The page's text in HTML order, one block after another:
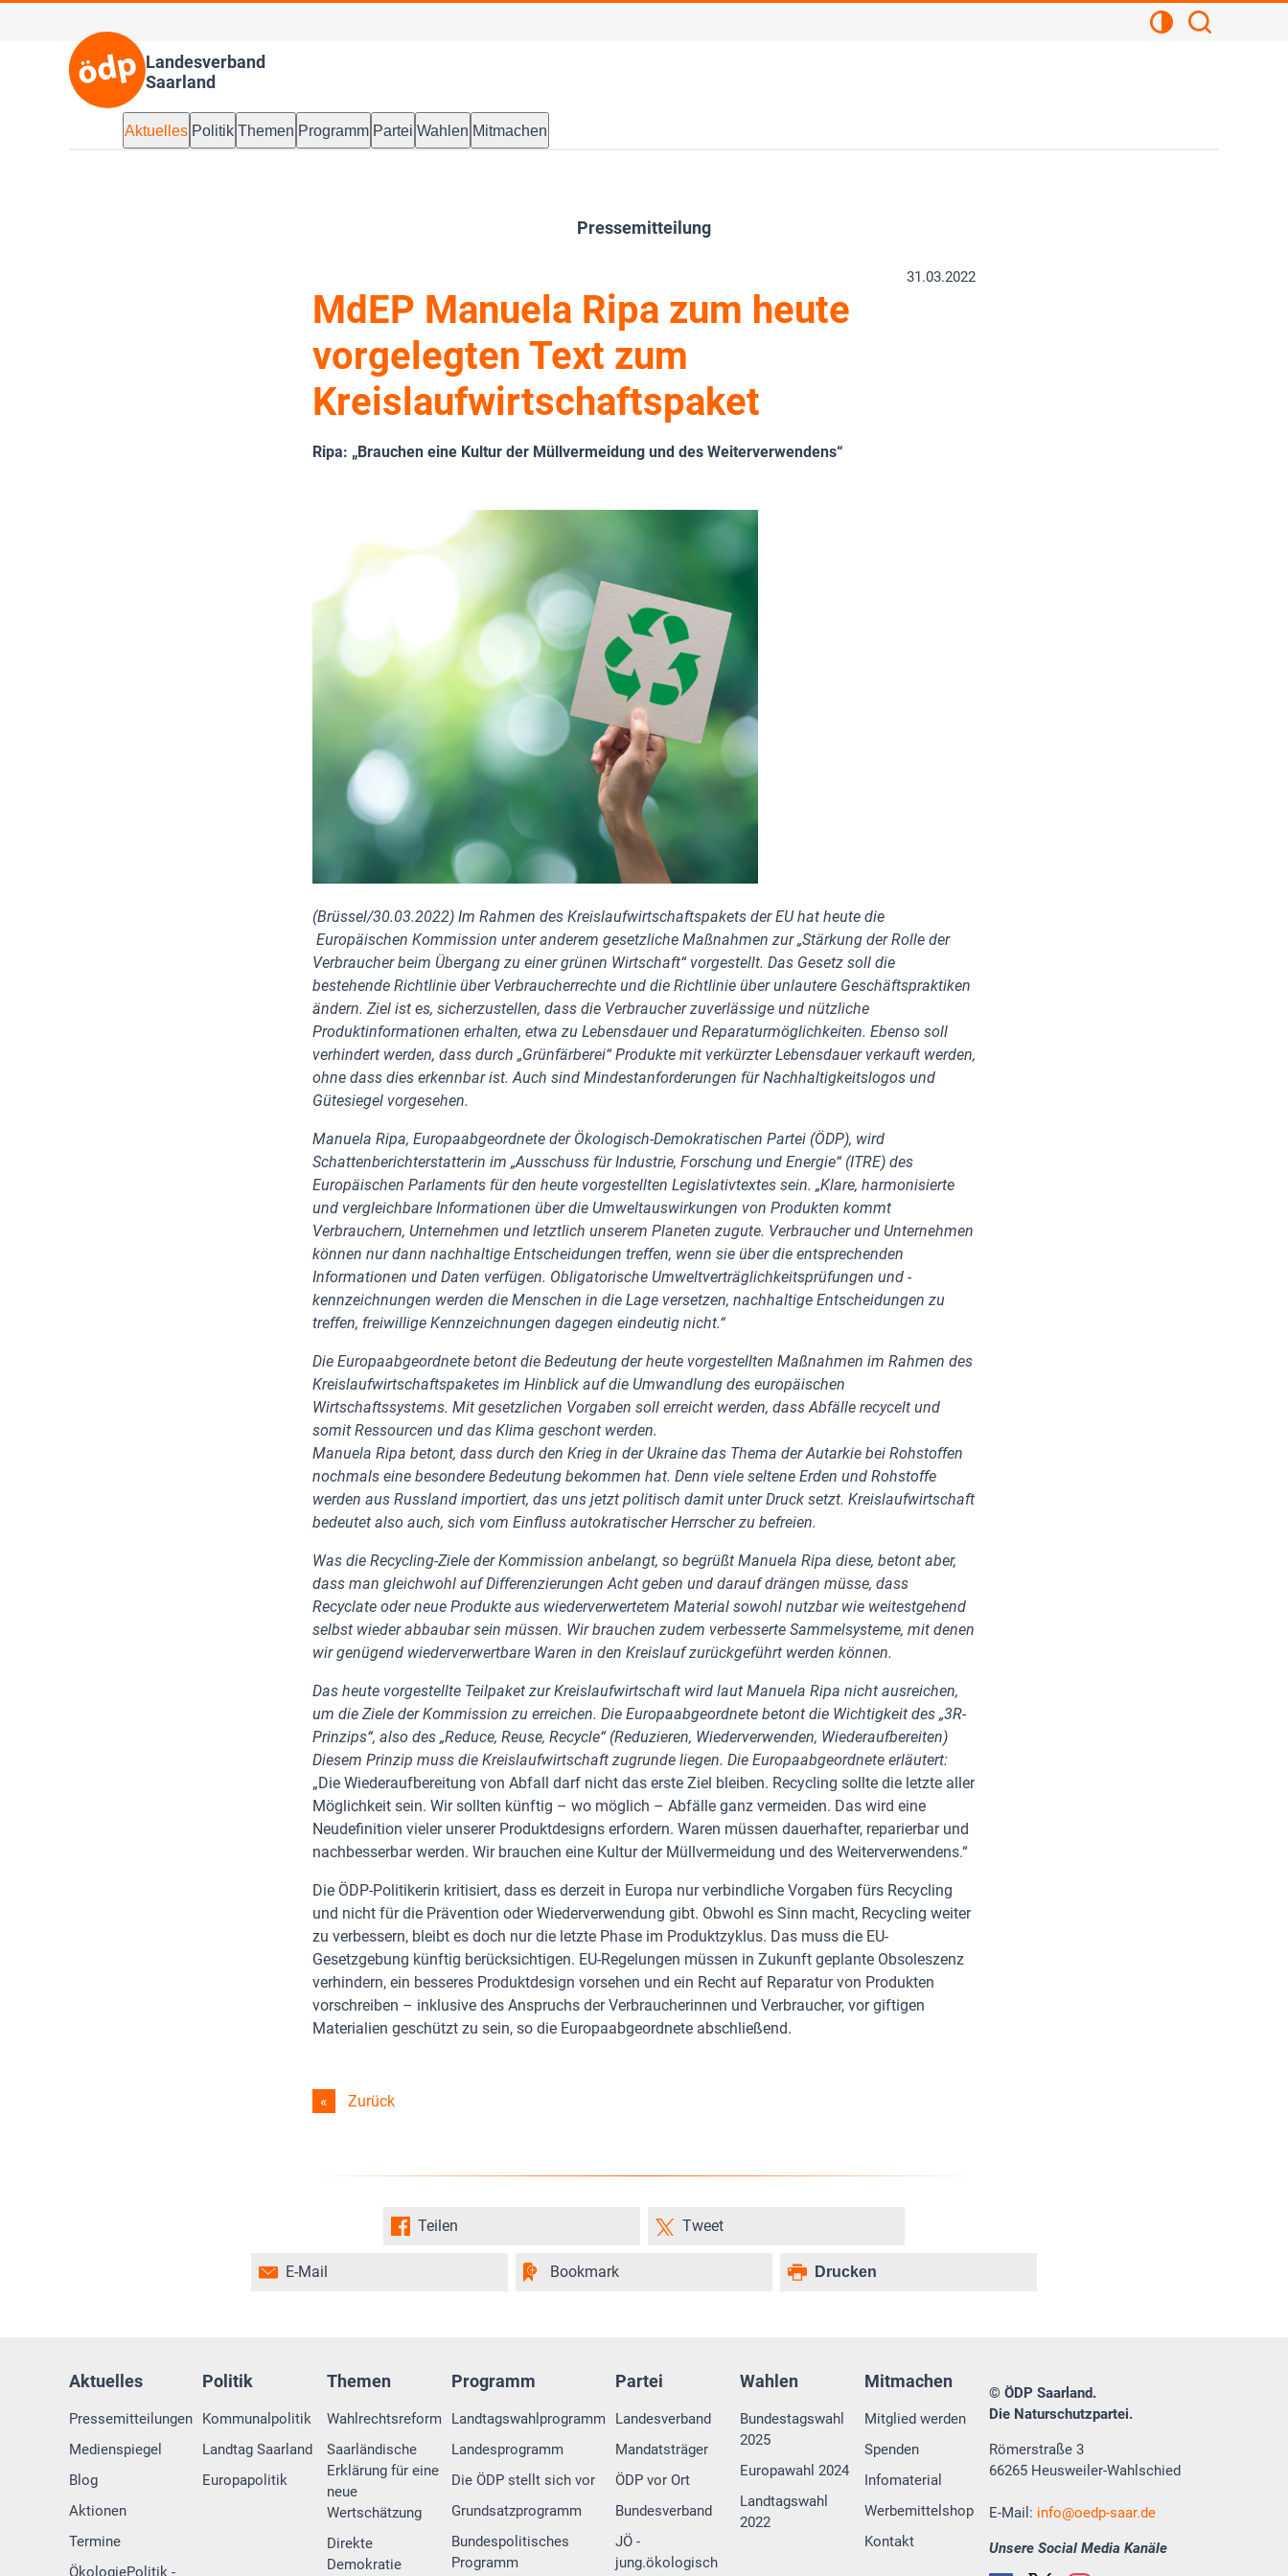
Landesverband
Saarland
Kontrastansicht
Aktuelles Politik Themen Programm Partei Wahlen Mitmachen
Pressemitteilung
31.03.2022
MdEP Manuela Ripa zum heute
vorgelegten Text zum
Kreislaufwirtschaftspaket
Ripa: „Brauchen eine Kultur der Müllvermeidung und des Weiterverwendens“
(Brüssel/30.03.2022) Im Rahmen des Kreislaufwirtschaftspakets der EU hat heute die
Europäischen Kommission unter anderem gesetzliche Maßnahmen zur „Stärkung der Rolle der
Verbraucher beim Übergang zu einer grünen Wirtschaft“ vorgestellt. Das Gesetz soll die
bestehende Richtlinie über Verbraucherrechte und die Richtlinie über unlautere Geschäftspraktiken
ändern. Ziel ist es, sicherzustellen, dass die Verbraucher zuverlässige und nützliche
Produktinformationen erhalten, etwa zu Lebensdauer und Reparaturmöglichkeiten. Ebenso soll
verhindert werden, dass durch „Grünfärberei“ Produkte mit verkürzter Lebensdauer verkauft werden,
ohne dass dies erkennbar ist. Auch sind Mindestanforderungen für Nachhaltigkeitslogos und
Gütesiegel vorgesehen.
Manuela Ripa, Europaabgeordnete der Ökologisch-Demokratischen Partei (ÖDP), wird
Schattenberichterstatterin im „Ausschuss für Industrie, Forschung und Energie“ (ITRE) des
Europäischen Parlaments für den heute vorgestellten Legislativtextes sein. „Klare, harmonisierte
und vergleichbare Informationen über die Umweltauswirkungen von Produkten kommt
Verbrauchern, Unternehmen und letztlich unserem Planeten zugute. Verbraucher und Unternehmen
können nur dann nachhaltige Entscheidungen treffen, wenn sie über die entsprechenden
Informationen und Daten verfügen. Obligatorische Umweltverträglichkeitsprüfungen und -
kennzeichnungen werden die Menschen in die Lage versetzen, nachhaltige Entscheidungen zu
treffen, freiwillige Kennzeichnungen dagegen eindeutig nicht.“
Die Europaabgeordnete betont die Bedeutung der heute vorgestellten Maßnahmen im Rahmen des
Kreislaufwirtschaftspaketes im Hinblick auf die Umwandlung des europäischen
Wirtschaftssystems. Mit gesetzlichen Vorgaben soll erreicht werden, dass Abfälle recycelt und
somit Ressourcen und das Klima geschont werden.
Manuela Ripa betont, dass durch den Krieg in der Ukraine das Thema der Autarkie bei Rohstoffen
nochmals eine besondere Bedeutung bekommen hat. Denn viele seltene Erden und Rohstoffe
werden aus Russland importiert, das uns jetzt politisch damit unter Druck setzt. Kreislaufwirtschaft
bedeutet also auch, sich vom Einfluss autokratischer Herrscher zu befreien.
Was die Recycling-Ziele der Kommission anbelangt, so begrüßt Manuela Ripa diese, betont aber,
dass man gleichwohl auf Differenzierungen Acht geben und darauf drängen müsse, dass
Recyclate oder neue Produkte aus wiederverwertetem Material sowohl nutzbar wie weitestgehend
selbst wieder abbaubar sein müssen. Wir brauchen zudem verbesserte Sammelsysteme, mit denen
wir genügend wiederverwertbare Waren in den Kreislauf zurückgeführt werden können.
Das heute vorgestellte Teilpaket zur Kreislaufwirtschaft wird laut Manuela Ripa nicht ausreichen,
um die Ziele der Kommission zu erreichen. Die Europaabgeordnete betont die Wichtigkeit des „3R-
Prinzips“, also des „Reduce, Reuse, Recycle“ (Reduzieren, Wiederverwenden, Wiederaufbereiten)
Diesem Prinzip muss die Kreislaufwirtschaft zugrunde liegen. Die Europaabgeordnete erläutert:
„Die Wiederaufbereitung von Abfall darf nicht das erste Ziel bleiben. Recycling sollte die letzte aller
Möglichkeit sein. Wir sollten künftig – wo möglich – Abfälle ganz vermeiden. Das wird eine
Neudefinition vieler unserer Produktdesigns erfordern. Waren müssen dauerhafter, reparierbar und
nachbesserbar werden. Wir brauchen eine Kultur der Müllvermeidung und des Weiterverwendens.“
Die ÖDP-Politikerin kritisiert, dass es derzeit in Europa nur verbindliche Vorgaben fürs Recycling
und nicht für die Prävention oder Wiederverwendung gibt. Obwohl es Sinn macht, Recycling weiter
zu verbessern, bleibt es doch nur die letzte Phase im Produktzyklus. Das muss die EU-
Gesetzgebung künftig berücksichtigen. EU-Regelungen müssen in Zukunft geplante Obsoleszenz
verhindern, ein besseres Produktdesign vorsehen und ein Recht auf Reparatur von Produkten
vorschreiben – inklusive des Anspruchs der Verbraucherinnen und Verbraucher, vor giftigen
Materialien geschützt zu sein, so die Europaabgeordnete abschließend.
Zurück
Teilen Tweet
E-Mail Bookmark Drucken
Aktuelles
Pressemitteilungen
Medienspiegel
Blog
Aktionen
Termine
ÖkologiePolitik -
Politik
Kommunalpolitik
Landtag Saarland
Europapolitik
Themen
Wahlrechtsreform
Saarländische
Erklärung für eine
neue
Wertschätzung
Direkte
Demokratie
Programm
Landtagswahlprogramm
Landesprogramm
Die ÖDP stellt sich vor
Grundsatzprogramm
Bundespolitisches
Programm
Partei
Landesverband
Mandatsträger
ÖDP vor Ort
Bundesverband
JÖ -
jung.ökologisch
Wahlen
Bundestagswahl
2025
Europawahl 2024
Landtagswahl
2022
Mitmachen
Mitglied werden
Spenden
Infomaterial
Werbemittelshop
Kontakt
© ÖDP Saarland.
Die Naturschutzpartei.
Römerstraße 3
66265 Heusweiler-Wahlschied
E-Mail: info oedp-saar.de
Unsere Social Media Kanäle